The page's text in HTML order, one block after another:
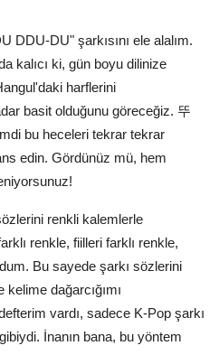
DDU-DU" şarkısını ele alalım.
kalıcı ki, gün boyu dilinize
harflerini
basit olduğunu göreceğiz. 뚜
bu heceleri tekrar tekrar
edin. Gördünüz mü, hem
renkli kalemlerle
renkle, fiilleri farklı renkle,
Bu sayede şarkı sözlerini
dağarcığımı
vardı, sadece K-Pop şarkı
İnanın bana, bu yöntem